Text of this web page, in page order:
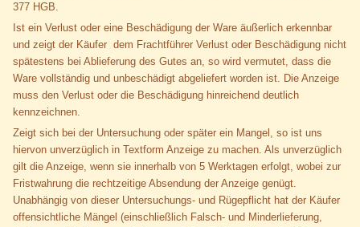
377 HGB.
Ist ein Verlust oder eine Beschädigung der Ware äußerlich erkennbar
und zeigt der Käufer dem Frachtführer Verlust oder Beschädigung nicht
spätestens bei Ablieferung des Gutes an, so wird vermutet, dass die
Ware vollständig und unbeschädigt abgeliefert worden ist. Die Anzeige
muss den Verlust oder die Beschädigung hinreichend deutlich
kennzeichnen.
Zeigt sich bei der Untersuchung oder später ein Mangel, so ist uns
hiervon unverzüglich in Textform Anzeige zu machen. Als unverzüglich
gilt die Anzeige, wenn sie innerhalb von 5 Werktagen erfolgt, wobei zur
Fristwahrung die rechtzeitige Absendung der Anzeige genügt.
Unabhängig von dieser Untersuchungs- und Rügepflicht hat der Käufer
offensichtliche Mängel (einschließlich Falsch- und Minderlieferung,